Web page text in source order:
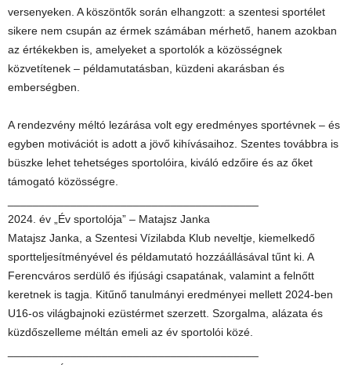
versenyeken. A köszöntők során elhangzott: a szentesi sportélet
sikere nem csupán az érmek számában mérhető, hanem azokban
az értékekben is, amelyeket a sportolók a közösségnek
közvetítenek – példamutatásban, küzdeni akarásban és
emberségben.
A rendezvény méltó lezárása volt egy eredményes sportévnek – és
egyben motivációt is adott a jövő kihívásaihoz. Szentes továbbra is
büszke lehet tehetséges sportolóira, kiváló edzőire és az őket
támogató közösségre.
2024. év „Év sportolója” – Matajsz Janka
Matajsz Janka, a Szentesi Vízilabda Klub neveltje, kiemelkedő
sportteljesítményével és példamutató hozzáállásával tűnt ki. A
Ferencváros serdülő és ifjúsági csapatának, valamint a felnőtt
keretnek is tagja. Kitűnő tanulmányi eredményei mellett 2024-ben
U16-os világbajnoki ezüstérmet szerzett. Szorgalma, alázata és
küzdőszelleme méltán emeli az év sportolói közé.